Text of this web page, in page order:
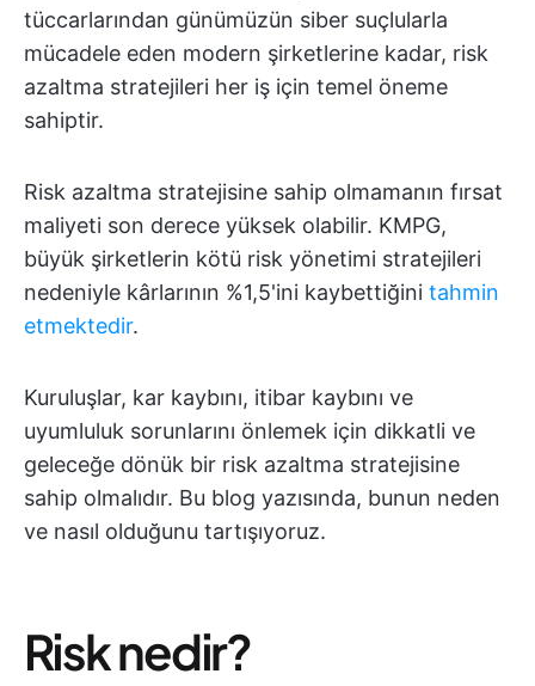
tüccarlarından günümüzün siber suçlularla
mücadele eden modern şirketlerine kadar, risk
azaltma stratejileri her iş için temel öneme
sahiptir.
Risk azaltma stratejisine sahip olmamanın fırsat
maliyeti son derece yüksek olabilir. KMPG,
büyük şirketlerin kötü risk yönetimi stratejileri
nedeniyle kârlarının %1,5'ini kaybettiğini tahmin
etmektedir.
Kuruluşlar, kar kaybını, itibar kaybını ve
uyumluluk sorunlarını önlemek için dikkatli ve
geleceğe dönük bir risk azaltma stratejisine
sahip olmalıdır. Bu blog yazısında, bunun neden
ve nasıl olduğunu tartışıyoruz.
Risk nedir?